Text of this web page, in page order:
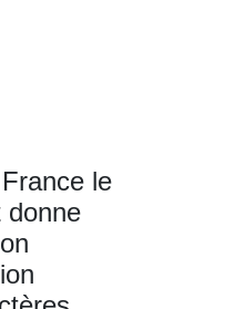
le
donne